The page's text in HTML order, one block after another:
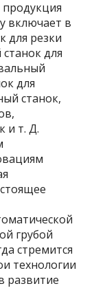
продукция
включает в
для резки
для
для
станок,
и т. Д.
грубой
стремится
технологии
развитие